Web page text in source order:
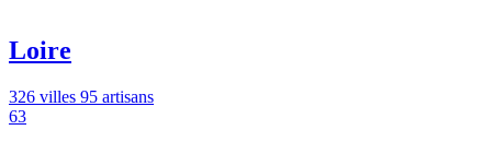
Loire
326 villes 95 artisans
63